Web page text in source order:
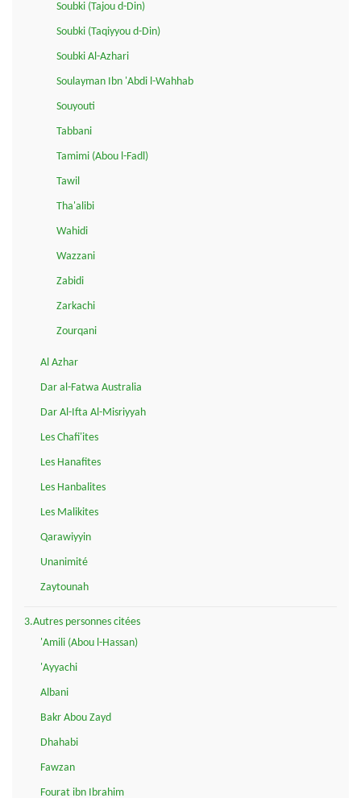
Soubki (Tajou d-Din)
Soubki (Taqiyyou d-Din)
Soubki Al-Azhari
Soulayman Ibn 'Abdi l-Wahhab
Souyouti
Tabbani
Tamimi (Abou l-Fadl)
Tawil
Tha'alibi
Wahidi
Wazzani
Zabidi
Zarkachi
Zourqani
Al Azhar
Dar al-Fatwa Australia
Dar Al-Ifta Al-Misriyyah
Les Chafi'ites
Les Hanafites
Les Hanbalites
Les Malikites
Qarawiyyin
Unanimité
Zaytounah
3.Autres personnes citées
'Amili (Abou l-Hassan)
'Ayyachi
Albani
Bakr Abou Zayd
Dhahabi
Fawzan
Fourat ibn Ibrahim